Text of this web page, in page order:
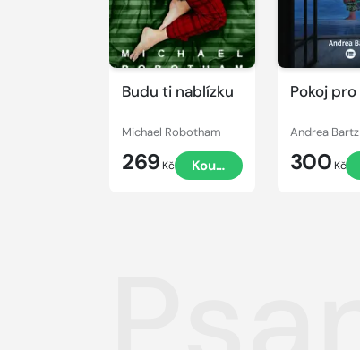
Budu ti nablízku
Michael Robotham
269 Kč Koupit
Pokoj
Andrea Bartz
300 Kč